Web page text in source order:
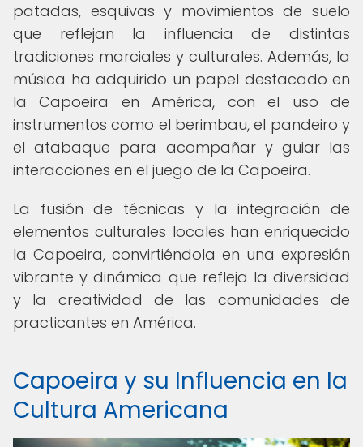
patadas, esquivas y movimientos de suelo
que reflejan la influencia de distintas
tradiciones marciales y culturales. Además, la
música ha adquirido un papel destacado en
la Capoeira en América, con el uso de
instrumentos como el berimbau, el pandeiro y
el atabaque para acompañar y guiar las
interacciones en el juego de la Capoeira.
La fusión de técnicas y la integración de
elementos culturales locales han enriquecido
la Capoeira, convirtiéndola en una expresión
vibrante y dinámica que refleja la diversidad
y la creatividad de las comunidades de
practicantes en América.
Capoeira y su Influencia en la
Cultura Americana